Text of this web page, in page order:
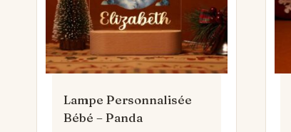
Lampe Personnalisée
Bébé – Panda